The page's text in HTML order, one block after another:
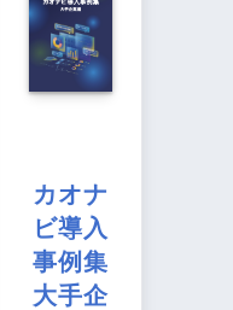
カオナ
ビ導入
事例集
大手企